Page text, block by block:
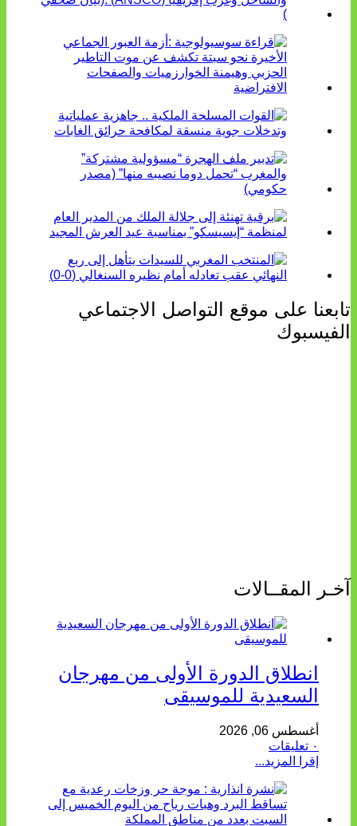
تابعنا على موقع التواصل الاجتماعي
الفيسبوك
آخـر المقــالات
انطلاق الدورة الأولى من مهرجان
السعيدية للموسيقى
أغسطس 06, 2026
٠ تعليقات
إقرا المزيد...